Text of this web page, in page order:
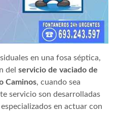
en una fosa séptica,
del servicio de vaciado de
Caminos, cuando sea
servicio son desarrolladas
en actuar con